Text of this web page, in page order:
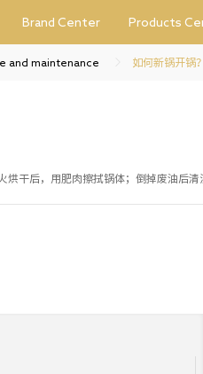
Brand Center Products
and maintenance 如何新锅开锅
烘干后，用肥肉擦拭锅体； 倒掉废油后清